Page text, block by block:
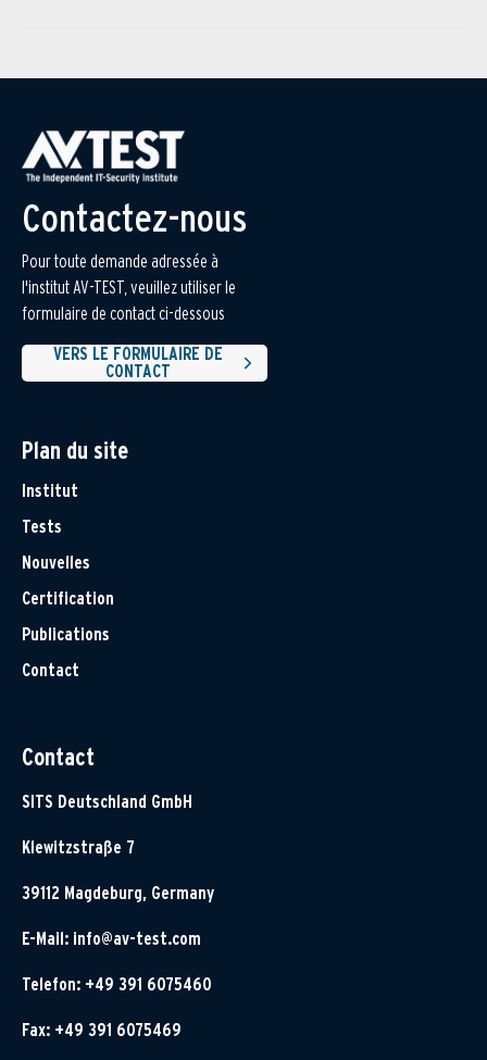
Contactez-nous
Pour toute demande adressée à
l'institut AV-TEST, veuillez utiliser le
formulaire de contact ci-dessous
VERS LE FORMULAIRE DE
CONTACT
Plan du site
Institut
Tests
Nouvelles
Certification
Publications
Contact
Contact
SITS Deutschland GmbH
Klewitzstraße 7
39112 Magdeburg, Germany
E-Mail: info@av-test.com
Telefon: +49 391 6075460
Fax: +49 391 6075469